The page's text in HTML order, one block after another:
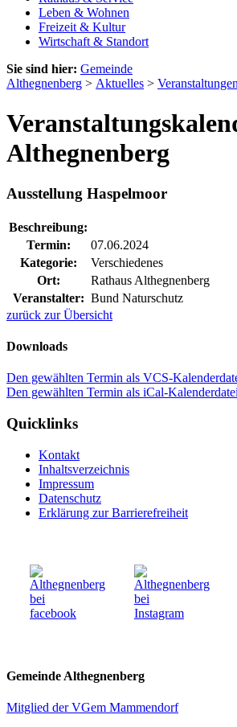
Leben & Wohnen
Freizeit & Kultur
Wirtschaft & Standort
Sie sind hier: Gemeinde
Althegnenberg > Aktuelles > Veranstaltungen
Althegnenberg
Ausstellung Haspelmoor
Beschreibung:
Termin:
07.06.2024
Kategorie:
Verschiedenes
Ort:
Rathaus Althegnenberg
Veranstalter: Bund Naturschutz
zurück zur Übersicht
Downloads
Den gewählten Termin als VCS-
Den gewählten Termin als iCal-
Quicklinks
Kontakt
Inhaltsverzeichnis
Impressum
Datenschutz
Erklärung zur Barrierefreiheit
Gemeinde Althegnenberg
Mitglied der VGem Mammendorf